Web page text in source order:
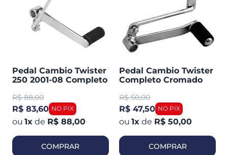
Pedal Cambio Twister
250 2001-08 Completo
R$ 88,00
R$ 83,60
1x de R$ 88,00
COMPRAR
Pedal Cambio Twister
Completo Cromado
R$ 50,00
R$ 47,50
1x de R$ 50,00
COMPRAR